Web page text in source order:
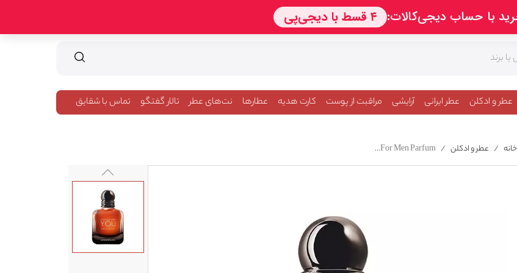
عطر و ادکلن عطر ایرانی آرایشی مراقبت از پوست کارت هدیه عطارها نت‌های عطر تالار گفتگو تماس با شقایق
خانه / عطر و ادکلن /
Giorgio Armani Emporio Stronger With You Absolutely For Men Parfum